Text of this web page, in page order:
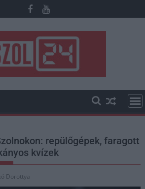
repülőgépek, faragott
kvízek
Dorottya